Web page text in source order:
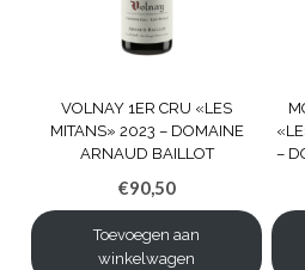
VOLNAY 1ER CRU «LES
MITANS» 2023 – DOMAINE
ARNAUD BAILLOT
€90,50
Toevoegen aan
winkelwagen
–